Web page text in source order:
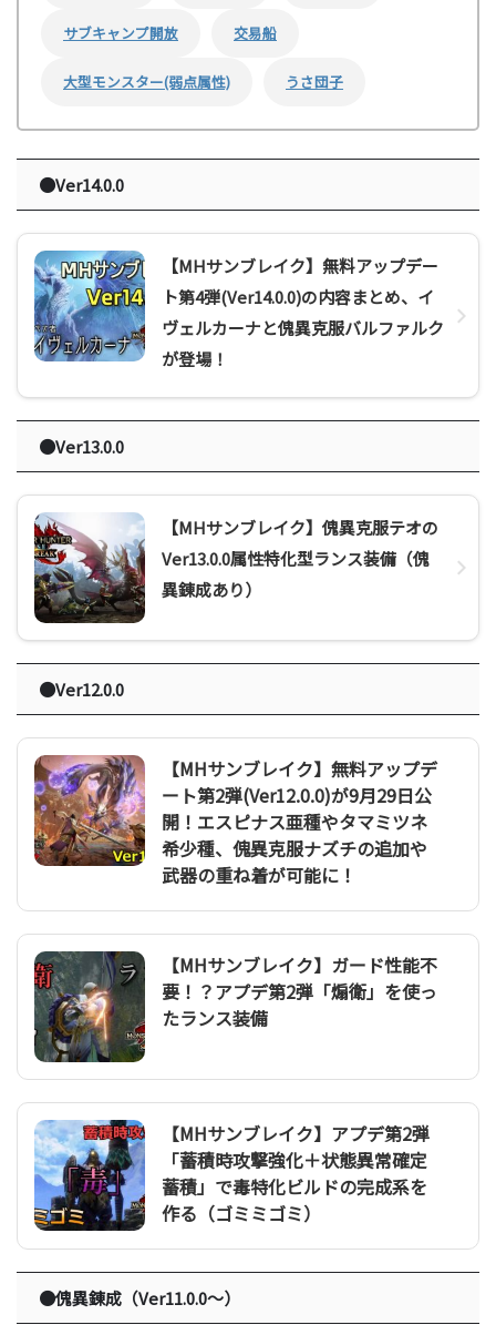
サブキャンプ開放 交易船
大型モンスター(弱点属性) うさ団子
●Ver14.0.0
【MHサンブレイク】無料アップデー
ト第4弾(Ver14.0.0)の内容まとめ、イ
ヴェルカーナと傀異克服バルファルク
が登場！
●Ver13.0.0
【MHサンブレイク】傀異克服テオの
Ver13.0.0属性特化型ランス装備（傀
異錬成あり）
●Ver12.0.0
【MHサンブレイク】無料アップデ
ート第2弾(Ver12.0.0)が9月29日公
開！エスピナス亜種やタマミツネ
希少種、傀異克服ナズチの追加や
武器の重ね着が可能に！
【MHサンブレイク】ガード性能不
要！？アプデ第2弾「煽衛」を使っ
たランス装備
【MHサンブレイク】アプデ第2弾
「蓄積時攻撃強化＋状態異常確定
蓄積」で毒特化ビルドの完成系を
作る（ゴミミゴミ）
●傀異錬成（Ver11.0.0～）